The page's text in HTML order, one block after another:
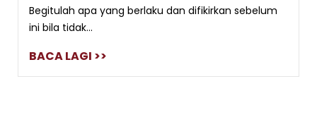
Begitulah apa yang berlaku dan difikirkan sebelum
ini bila tidak...
BACA LAGI >>